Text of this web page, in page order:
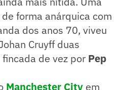
forma anárquica com
dos anos 70, viveu
Cruyff duas
de vez por Pep
Manchester City em